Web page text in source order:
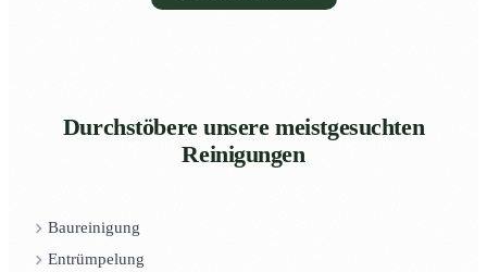
Durchstöbere unsere meistgesuchten
Reinigungen
Baureinigung
Entrümpelung